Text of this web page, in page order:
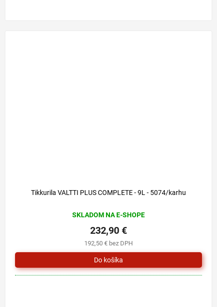
Tikkurila VALTTI PLUS COMPLETE - 9L - 5074/karhu
SKLADOM NA E-SHOPE
192,50 € bez DPH
232,90 €